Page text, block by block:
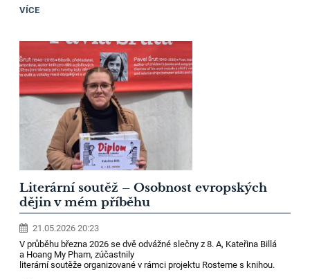
VÍCE
Literární soutěž – Osobnost evropských
dějin v mém příběhu
21.05.2026 20:23
V průběhu března 2026 se dvě odvážné slečny z 8. A, Kateřina Billá
a Hoang My Pham, zúčastnily
literární soutěže organizované v rámci projektu Rosteme s knihou.